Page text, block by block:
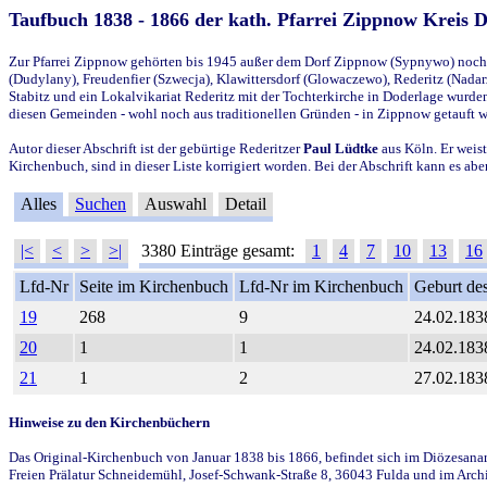
Taufbuch 1838 - 1866 der kath. Pfarrei Zippnow Kreis
Zur Pfarrei Zippnow gehörten bis 1945 außer dem Dorf Zippnow (Sypnywo)
(Dudylany), Freudenfier (Szwecja), Klawittersdorf (Glowaczewo), Rederitz
Stabitz und ein Lokalvikariat Rederitz mit der Tochterkirche in Doderlage
diesen Gemeinden - wohl noch aus traditionellen Gründen - in Zippnow getauft
Autor dieser Abschrift ist der gebürtige RederitzerPaul Lüdtke aus Köln. Er
Kirchenbuch, sind in dieser Liste korrigiert worden. Bei der Abschrift kann es
Alles Suchen Auswahl Detail
|< < > >| 3380 Einträge gesamt: 1 4 7 10 13
16
Lfd-Nr
Seite im Kirchenbuch Lfd-Nr im Kirchenbuch
Geburt
19
268 9
20
1 1
21
1 2
Hinweise zu den Kirchenbüchern
Das Original-Kirchenbuch von Januar 1838 bis 1866, befindet sich im
Freien Prälatur Schneidemühl, Josef-Schwank-Straße 8, 36043 Fulda und im